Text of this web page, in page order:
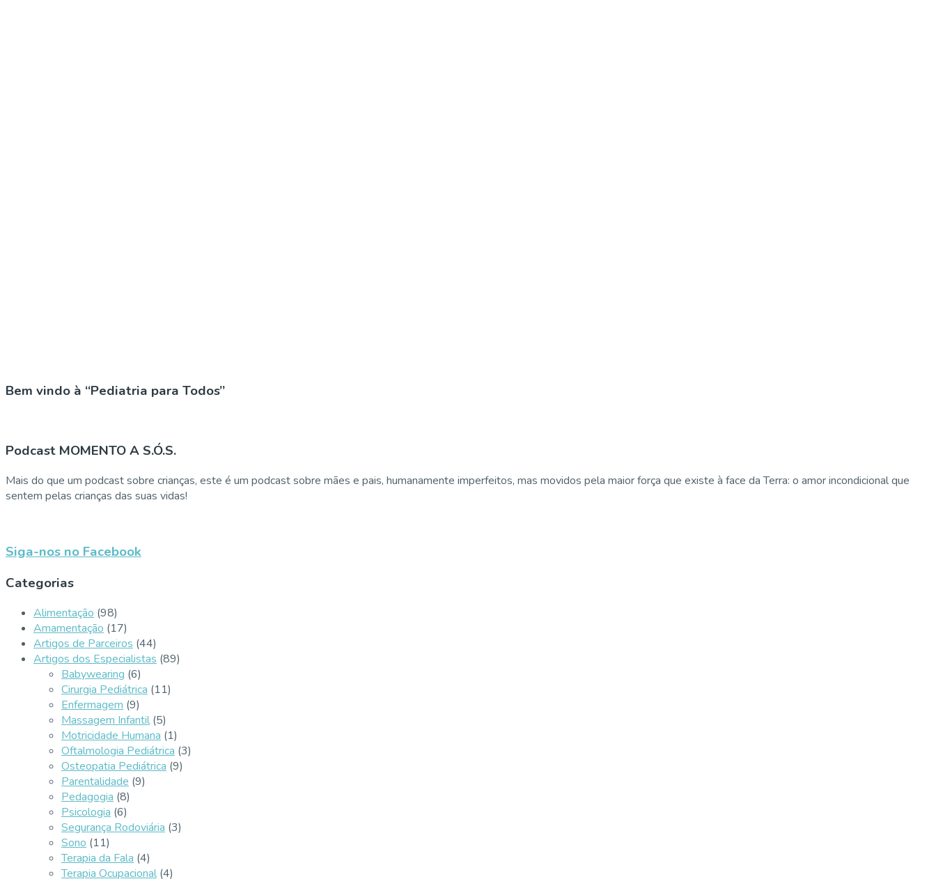
Bem vindo à “Pediatria para Todos”
Podcast MOMENTO A S.Ó.S.
Mais do que um podcast sobre crianças, este é um podcast sobre mães e pais, humanamente imperfeitos, mas movidos pela maior força que existe à face da Terra: o amor incondicional que
sentem pelas crianças das suas vidas!
Siga-nos no Facebook
Categorias
Alimentação (98)
Amamentação (17)
Artigos de Parceiros (44)
Artigos dos Especialistas (89)
Babywearing (6)
Cirurgia Pediátrica (11)
Enfermagem (9)
Massagem Infantil (5)
Motricidade Humana (1)
Oftalmologia Pediátrica (3)
Osteopatia Pediátrica (9)
Parentalidade (9)
Pedagogia (8)
Psicologia (6)
Segurança Rodoviária (3)
Sono (11)
Terapia da Fala (4)
Terapia Ocupacional (4)